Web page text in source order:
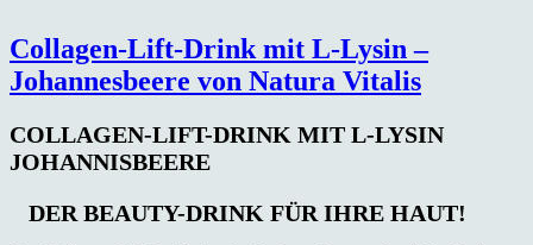
Collagen-Lift-Drink mit L-Lysin –
Johannesbeere von Natura Vitalis
COLLAGEN-LIFT-DRINK MIT L-LYSIN
JOHANNISBEERE
DER BEAUTY-DRINK FÜR IHRE HAUT!